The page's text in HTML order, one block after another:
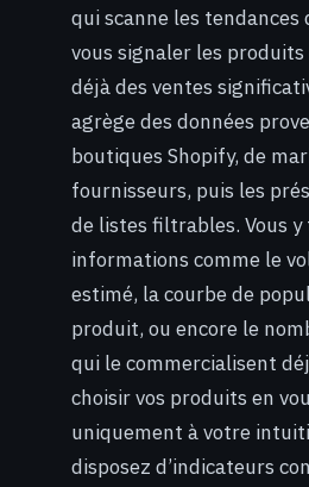
qui scanne les tendances
vous signaler les
déjà des ventes
agrège des données
boutiques Shopify, de
fournisseurs, puis les
de listes filtrables. Vous y
informations comme le
estimé, la courbe de
produit, ou encore le
qui le commercialisent
choisir vos produits en
uniquement à votre
disposez d’indicateurs